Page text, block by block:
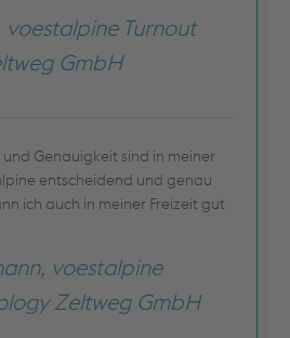
Turnout
GmbH
Genauigkeit sind in meiner
entscheidend und genau
ich auch in meiner Freizeit gut
voestalpine
Zeltweg GmbH